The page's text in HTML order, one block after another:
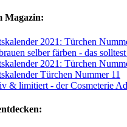
Magazin:
2021: Türchen
selber färben - das
2021: Türchen
Türchen Nummer 11
& limitiert - der Cosmeterie